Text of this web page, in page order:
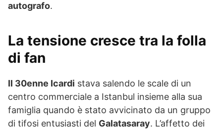
autografo.
La tensione cresce tra la folla
di fan
Il 30enne Icardi stava salendo le scale di un
centro commerciale a Istanbul insieme alla sua
famiglia quando è stato avvicinato da un gruppo
di tifosi entusiasti del Galatasaray. L’affetto dei